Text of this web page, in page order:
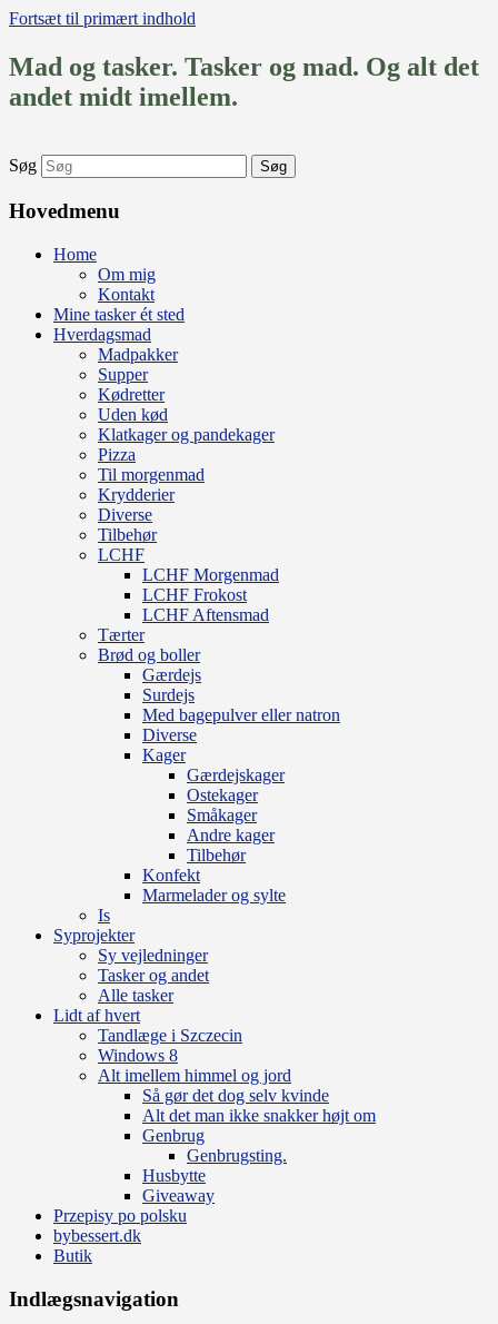
Fortsæt til primært indhold
Mad og tasker. Tasker og mad. Og alt det
andet midt imellem.
Søg
Hovedmenu
Home
Om mig
Kontakt
Mine tasker ét sted
Hverdagsmad
Madpakker
Supper
Kødretter
Uden kød
Klatkager og pandekager
Pizza
Til morgenmad
Krydderier
Diverse
Tilbehør
LCHF
LCHF Morgenmad
LCHF Frokost
LCHF Aftensmad
Tærter
Brød og boller
Gærdejs
Surdejs
Med bagepulver eller natron
Diverse
Kager
Gærdejskager
Ostekager
Småkager
Andre kager
Tilbehør
Konfekt
Marmelader og sylte
Is
Syprojekter
Sy vejledninger
Tasker og andet
Alle tasker
Lidt af hvert
Tandlæge i Szczecin
Windows 8
Alt imellem himmel og jord
Så gør det dog selv kvinde
Alt det man ikke snakker højt om
Genbrug
Genbrugsting.
Husbytte
Giveaway
Przepisy po polsku
bybessert.dk
Butik
Indlægsnavigation